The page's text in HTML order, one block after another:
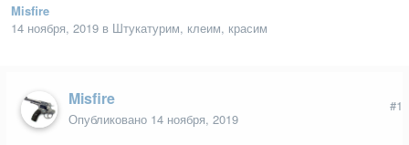
Misfire
14 ноября, 2019 в Штукатурим, клеим, красим
Misfire
Опубликовано 14 ноября, 2019
#1